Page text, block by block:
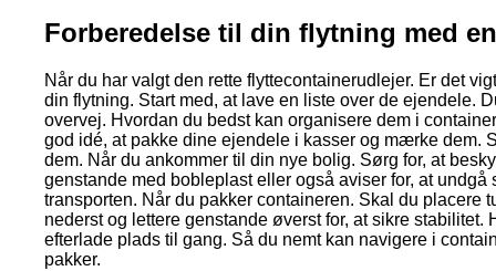
Forberedelse til din flytning med
Når du har valgt den rette flyttecontainerudlejer. Er det
din flytning. Start med, at lave en liste over de ejendele.
overvej. Hvordan du bedst kan organisere dem i
god idé, at pakke dine ejendele i kasser og mærke dem.
dem. Når du ankommer til din nye bolig. Sørg for, at
genstande med bobleplast eller også aviser for, at undgå
transporten. Når du pakker containeren. Skal du placere
nederst og lettere genstande øverst for, at sikre stabilitet.
efterlade plads til gang. Så du nemt kan navigere i
pakker.